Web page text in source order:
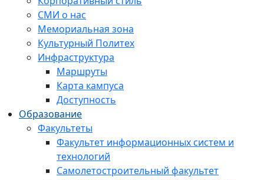
СМИ о нас
Мемориальная зона
Культурный Политех
Инфраструктура
Маршруты
Карта кампуса
Доступность
Образование
Факультеты
Факультет информационных систем и
технологий
Самолетостроительный факультет